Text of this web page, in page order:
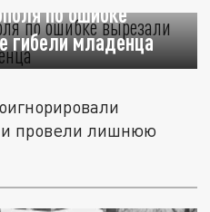
по ошибке
гибели младенца
и провели лишнюю